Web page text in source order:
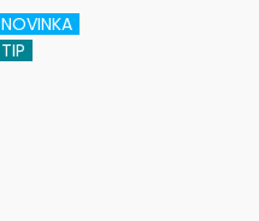
NOVINKA
TIP